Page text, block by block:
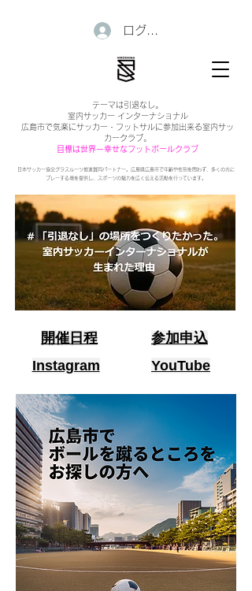
日本サッカー協会グラスルーツ推進賛同パートナー。広島県広島市で年齢や性別を問わず、多くの方に
プレーする場を提供し、スポーツの魅力を広く伝える活動を行っています。
テーマは引退なし。
室内サッカー インターナショナル
広島市で気楽にサッカー・フットサルに参加出来る室内サッ
カークラブ。
目標は世界一幸せなフットボールクラブ
ログイン
開催日程
参加申込
Instagram
YouTube